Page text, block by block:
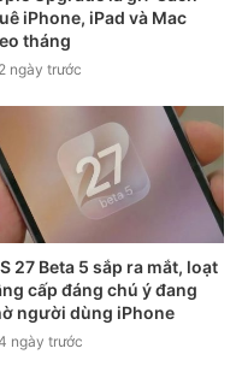
thoại thông minh
kỳ năm ngoái, đạt 72 tỷ
iPhone, iPad và Mac
tháng
2 ngày trước
27 Beta 5 sắp ra mắt, loạt
cấp đáng chú ý đang
người dùng iPhone
ngày trước